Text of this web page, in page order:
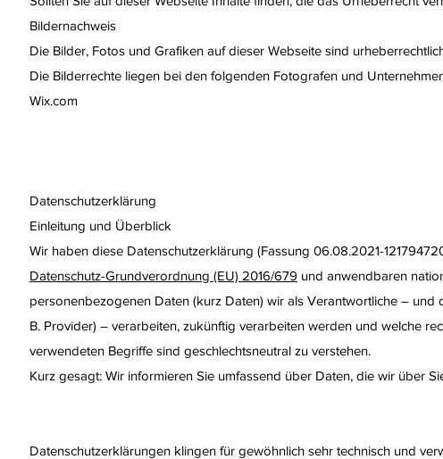
Bildernachweis
Die Bilder, Fotos und Grafiken auf dieser Webseite sind
Die Bilderrechte liegen bei den folgenden Fotografen und
Wix.com
Datenschutzerklärung
Einleitung und Überblick
Wir haben diese Datenschutzerklärung (Fassung 06.08.2021-
Datenschutz-Grundverordnung (EU) 2016/679 und anwendbaren
personenbezogenen Daten (kurz Daten) wir als Verantwortliche –
B. Provider) – verarbeiten, zukünftig verarbeiten werden und welche
verwendeten Begriffe sind geschlechtsneutral zu verstehen.
Kurz gesagt: Wir informieren Sie umfassend über Daten, die wir über
Datenschutzerklärungen klingen für gewöhnlich sehr technisch und